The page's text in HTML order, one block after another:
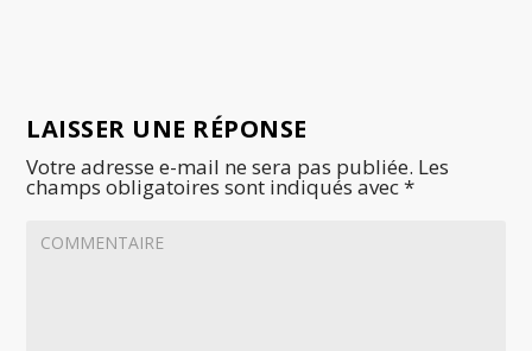
LAISSER UNE RÉPONSE
Votre adresse e-mail ne sera pas publiée. Les
champs obligatoires sont indiqués avec*